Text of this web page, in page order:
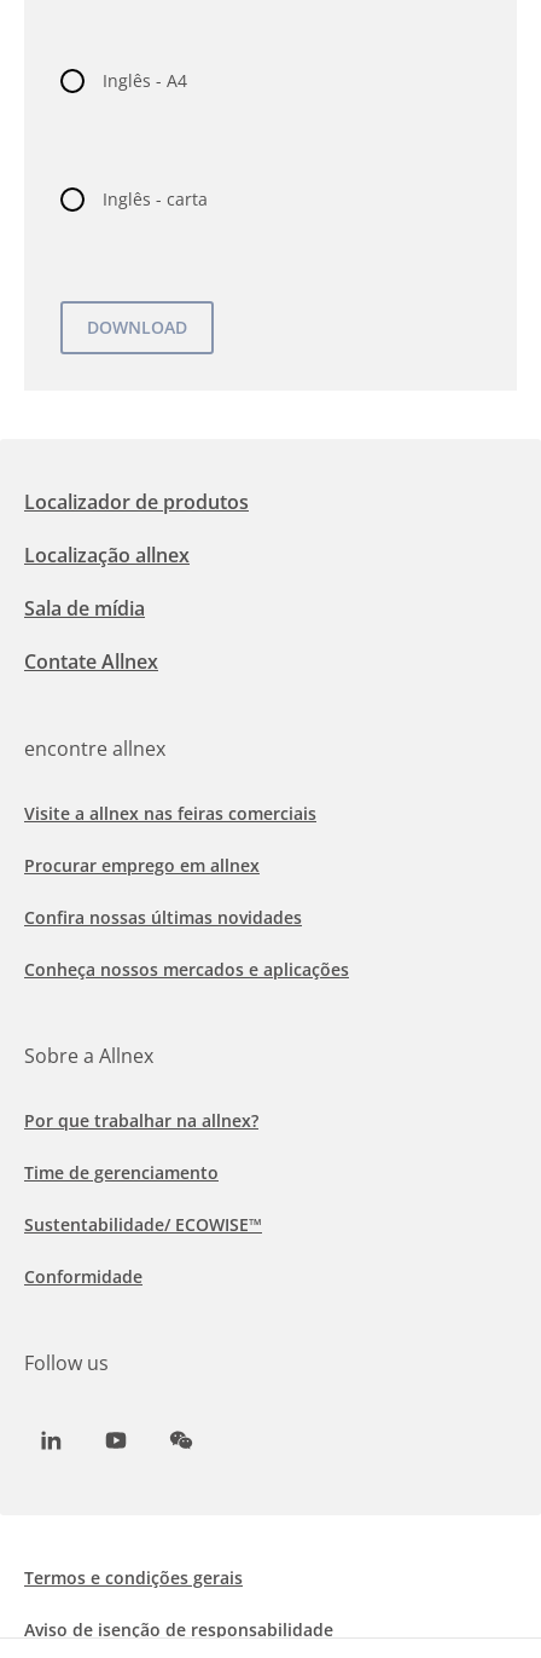
Inglês - A4
Inglês - carta
Localizador de produtos
Localização allnex
Sala de mídia
Contate Allnex
encontre allnex
Visite a allnex nas feiras comerciais
Procurar emprego em allnex
Confira nossas últimas novidades
Conheça nossos mercados e aplicações
Sobre a Allnex
Por que trabalhar na allnex?
Time de gerenciamento
Sustentabilidade/ ECOWISE™
Conformidade
Follow us
LinkedInYoutubeWeChat
Termos e condições gerais
Aviso de isenção de responsabilidade